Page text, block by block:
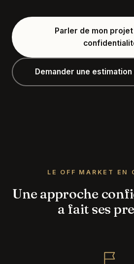
Parler de mon
Demander une
LE OFF MARKET EN
Une approche
a fait ses